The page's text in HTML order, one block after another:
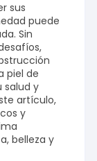
sus
puede
Sin
piel de
salud y
artículo,
y
belleza y